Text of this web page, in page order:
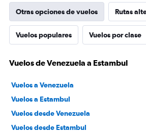
Otras opciones de vuelos Rutas
Vuelos populares Vuelos por clase
Vuelos de Venezuela a Estambul
Vuelos a Venezuela
Vuelos a Estambul
Vuelos desde Venezuela
Vuelos desde Estambul